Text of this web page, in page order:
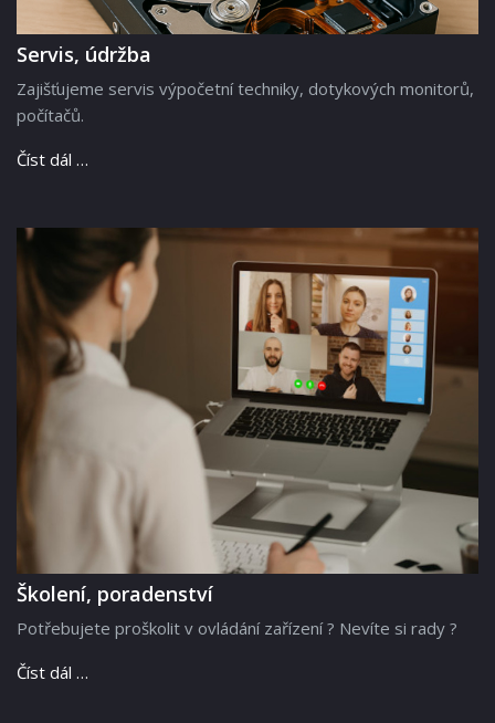
Servis, údržba
Zajišťujeme servis výpočetní techniky, dotykových monitorů,
počítačů.
Číst dál …
Školení, poradenství
Potřebujete proškolit v ovládání zařízení ? Nevíte si rady ?
Číst dál …